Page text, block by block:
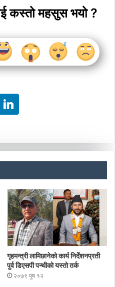
कस्तो महसुस भयो ?
गृहमन्त्री लामिछानेको कार्य निर्देशनप्रती
पुर्व डिएसपी पन्थीको यस्तो तर्क
२०७९ पुष १२